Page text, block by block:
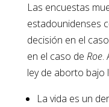
Las encuestas
estadounidenses
decisión en el
en el caso de Roe.
ley de aborto bajo
La vida es un